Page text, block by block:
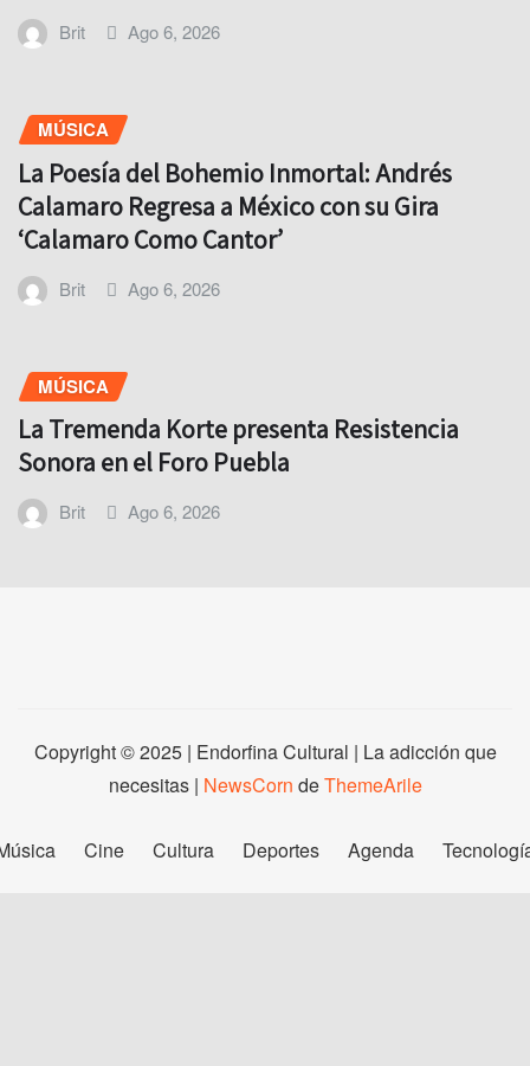
Brit Ago 6, 2026
MÚSICA
La Poesía del Bohemio Inmortal: Andrés
Calamaro Regresa a México con su Gira
‘Calamaro Como Cantor’
Brit Ago 6, 2026
MÚSICA
La Tremenda Korte presenta Resistencia
Sonora en el Foro Puebla
Brit Ago 6, 2026
Copyright © 2025 | Endorfina Cultural | La adicción que
necesitas | NewsCorn deThemeArile
Cine Cultura Deportes Agenda